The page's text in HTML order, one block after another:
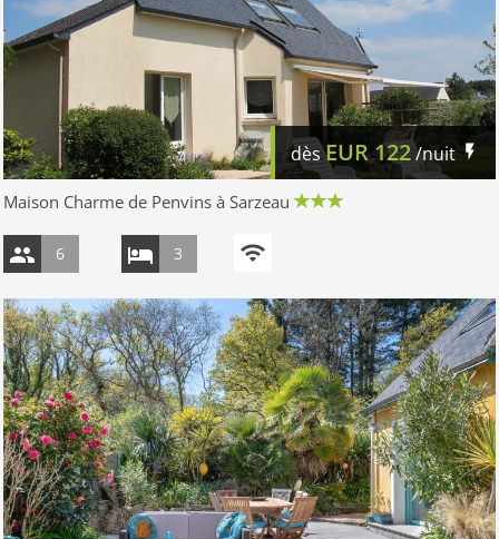
dèsEUR122/nuit
Maison Charme de Penvins à Sarzeau
6 3